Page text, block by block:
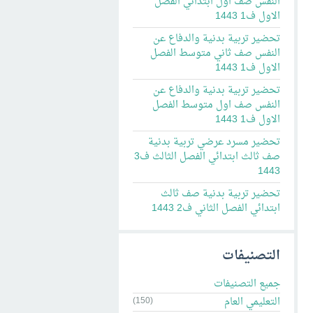
الاول ف1 1443
تحضير تربية بدنية والدفاع عن
النفس صف ثاني متوسط الفصل
الاول ف1 1443
تحضير تربية بدنية والدفاع عن
النفس صف اول متوسط الفصل
الاول ف1 1443
تحضير مسرد عرضي تربية بدنية
صف ثالث ابتدائي الفصل الثالث ف3
1443
تحضير تربية بدنية صف ثالث
ابتدائي الفصل الثاني ف2 1443
التصنيفات
جميع التصنيفات
التعليمي العام
(150)